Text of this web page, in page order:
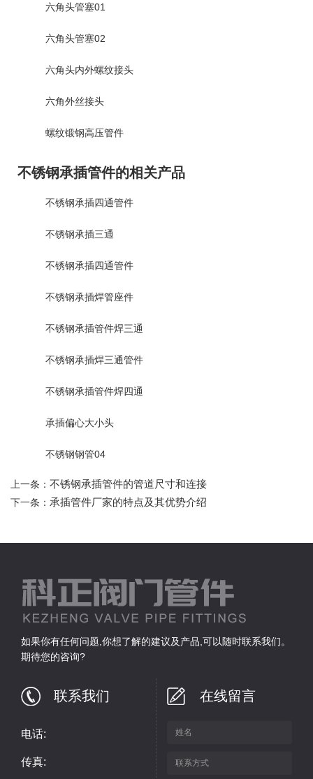
六角头管塞01
六角头管塞02
六角头内外螺纹接头
六角外丝接头
螺纹锻钢高压管件
不锈钢承插管件的相关产品
不锈钢承插四通管件
不锈钢承插三通
不锈钢承插四通管件
不锈钢承插焊管座件
不锈钢承插管件焊三通
不锈钢承插焊三通管件
不锈钢承插管件焊四通
承插偏心大小头
不锈钢钢管04
上一条： 不锈钢承插管件的管道尺寸和连接
下一条： 承插管件厂家的特点及其优势介绍
如果你有任何问题,你想了解的建议及产品,可以随时联系我们。
期待您的咨询?
联系我们
电话:
传真:
在线留言